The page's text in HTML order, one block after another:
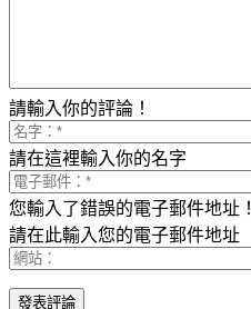
請輸入你的評論！
請在這裡輸入你的名字
您輸入了錯誤的電子郵件地址！
請在此輸入您的電子郵件地址